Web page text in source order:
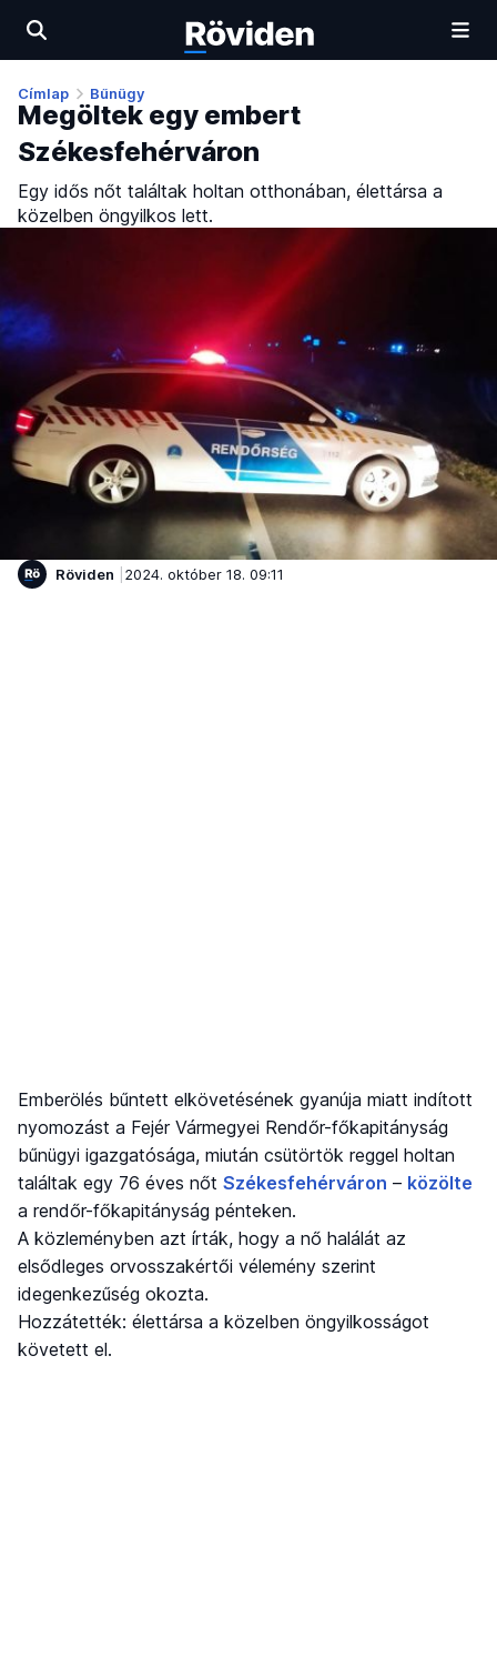
Címlap Bűnügy
Megöltek egy embert
Székesfehérváron
Egy idős nőt találtak holtan otthonában, élettársa a
közelben öngyilkos lett.
Röviden 2024. október 18. 09:11
Emberölés bűntett elkövetésének gyanúja miatt indított
nyomozást a Fejér Vármegyei Rendőr-főkapitányság
bűnügyi igazgatósága, miután csütörtök reggel holtan
találtak egy 76 éves nőt Székesfehérváron – közölte
a rendőr-főkapitányság pénteken.
A közleményben azt írták, hogy a nő halálát az
elsődleges orvosszakértői vélemény szerint
idegenkezűség okozta.
Hozzátették: élettársa a közelben öngyilkosságot
követett el.